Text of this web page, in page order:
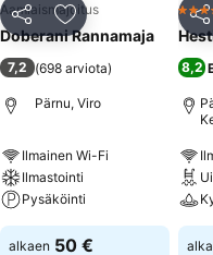
Jaa Lisää suosikkeihin
Aamiaismajoitus
Doberani Rannamaja
7,2 (698 arviota)
Pärnu, Viro
Ilmainen Wi-Fi
Ilmastointi
Pysäköinti
alkaen 50 €
Jaa
4
8,2